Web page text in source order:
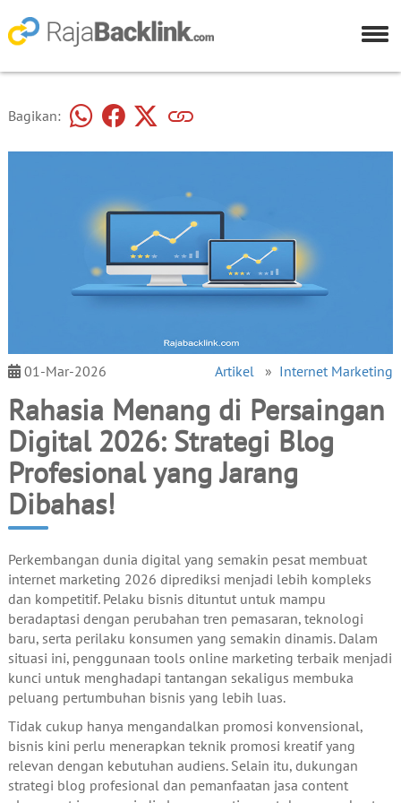
Bagikan:
01-Mar-2026 Artikel » Internet Marketing
Rahasia Menang di Persaingan
Digital 2026: Strategi Blog
Profesional yang Jarang
Dibahas!
Perkembangan dunia digital yang semakin pesat membuat
internet marketing 2026 diprediksi menjadi lebih kompleks
dan kompetitif. Pelaku bisnis dituntut untuk mampu
beradaptasi dengan perubahan tren pemasaran, teknologi
baru, serta perilaku konsumen yang semakin dinamis. Dalam
situasi ini, penggunaan tools online marketing terbaik menjadi
kunci untuk menghadapi tantangan sekaligus membuka
peluang pertumbuhan bisnis yang lebih luas.
Tidak cukup hanya mengandalkan promosi konvensional,
bisnis kini perlu menerapkan teknik promosi kreatif yang
relevan dengan kebutuhan audiens. Selain itu, dukungan
strategi blog profesional dan pemanfaatan jasa content